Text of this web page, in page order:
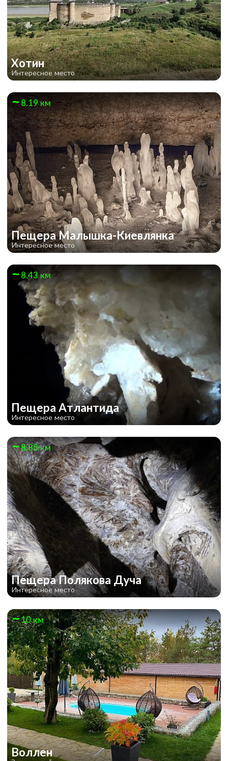
Хотин
Интересное место
8.19 км
Пещера Малышка-Киевлянка
Интересное место
8.43 км
Пещера Атлантида
Интересное место
8.85 км
Пещера Полякова Дуча
Интересное место
10 км
Воллен